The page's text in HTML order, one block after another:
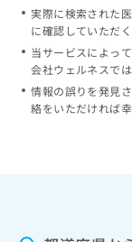
実際に検索された
に確認していただ
当サービスによっ
会社ウェルネスで
情報の誤りを発見
絡をいただければ幸